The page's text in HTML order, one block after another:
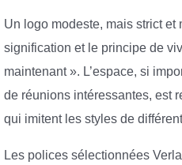
Un logo modeste, mais strict et
signification et le principe de
maintenant ». L’espace, si
de réunions intéressantes, est
qui imitent les styles de
Les polices sélectionnées